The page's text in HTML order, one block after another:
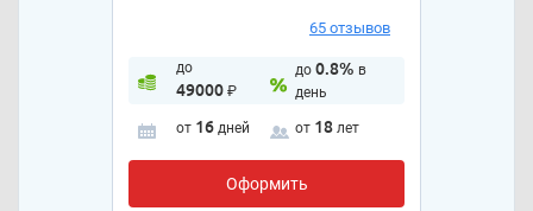
65 отзывов
до
49000₽
до 0.8% в
день
от 16 дней от 18 лет
Оформить